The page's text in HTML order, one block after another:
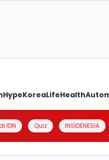
HypeKoreaLifeHealth
IDN Quiz INSIDENESIA